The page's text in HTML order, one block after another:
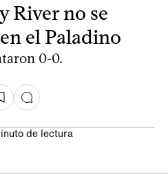
River no se
el Paladino
0-0.
de lectura